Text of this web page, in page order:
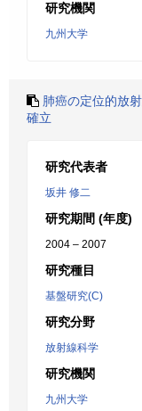
研究機関
九州大学
肺癌の定位的放
確立
研究代表者
坂井 修二
研究期間 (年度)
2004 – 2007
研究種目
基盤研究(C)
研究分野
放射線科学
研究機関
九州大学